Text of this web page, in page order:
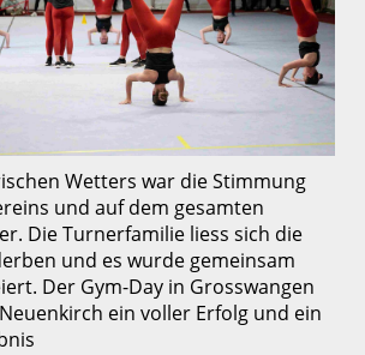
Wetters war die Stimmung
und auf dem gesamten
Die Turnerfamilie liess sich die
und es wurde gemeinsam
Der Gym-Day in Grosswangen
ein voller Erfolg und ein